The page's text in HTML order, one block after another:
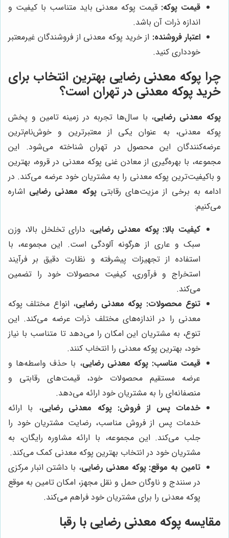
قیمت پوکه: قیمت پوکه معدنی باید متناسب با کیفیت و
اندازه ذرات آن باشد.
اعتبار فروشنده: از خرید پوکه معدنی از فروشندگان غیرمعتبر
خودداری کنید.
چرا پوکه معدنی رضایی بهترین انتخاب برای
خرید پوکه معدنی در تهران است؟
پوکه معدنی رضایی، با سال‌ها تجربه در زمینه تامین و پخش
پوکه معدنی، به عنوان یکی از معتبرترین و خوش‌نام‌ترین
عرضه‌کنندگان این محصول در تهران شناخته می‌شود. این
مجموعه، با بهره‌گیری از معادن غنی پوکه معدنی در قروه، بهترین
و باکیفیت‌ترین پوکه معدنی را به مشتریان خود عرضه می‌کند. در
ادامه به برخی از مزیت‌های رقابتیپوکه معدنی رضایی اشاره
می‌کنیم:
کیفیت بالا: پوکه معدنی رضایی، دارای تخلخل بالا، وزن
سبک و عاری از هرگونه آلودگی است. این مجموعه، با
استفاده از تجهیزات پیشرفته و نظارت دقیق بر فرآیند
استخراج و فرآوری، کیفیت محصولات خود را تضمین
می‌کند.
تنوع محصولات: پوکه معدنی رضایی، انواع مختلف پوکه
معدنی را در اندازه‌های مختلف ذرات عرضه می‌کند. این
تنوع، به مشتریان این امکان را می‌دهد تا متناسب با نیاز
خود، بهترین پوکه معدنی را انتخاب کنند.
قیمت مناسب: پوکه معدنی رضایی، با حذف واسطه‌ها و
عرضه مستقیم محصولات خود، قیمت‌های رقابتی و
منصفانه‌ای را به مشتریان خود ارائه می‌دهد.
خدمات پس از فروش: پوکه معدنی رضایی، با ارائه
خدمات پس از فروش مناسب، رضایت مشتریان خود را
جلب می‌کند. این مجموعه، با ارائه مشاوره رایگان، به
مشتریان خود در انتخاب بهترین پوکه معدنی کمک می‌کند.
تامین به موقع: پوکه معدنی رضایی، با داشتن انبار مرکزی
در سنندج و ناوگان حمل و نقل مجهز، امکان تامین به موقع
پوکه معدنی را برای مشتریان خود فراهم می‌کند.
مقایسه پوکه معدنی رضایی با رقبا